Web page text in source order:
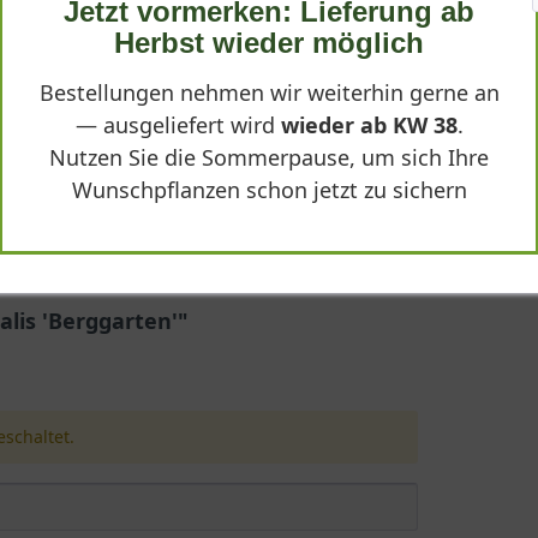
des Echten Salbeis, die sich durch ihre besonders
officinalis 'Berggarten' lautet, wurde im Berggarten von
für jeden sonnigen Garten. Mit ihrer buschigen Gestalt
Kräuterbeet-Mitglied. Im folgenden Portrait lernen Sie die
Lieferbar
7,95 €
- + In den Warenkorb
'Berggarten'"
Jetzt vormerken: Lieferung ab
Herbst wieder möglich
Bestellungen nehmen wir weiterhin gerne an
— ausgeliefert wird wieder ab KW 38.
Nutzen Sie die Sommerpause, um sich Ihre
Wunschpflanzen schon jetzt zu sichern